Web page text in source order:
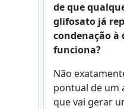
de que
glifosato já
condenação à
funciona?
Não
pontual de um
que vai gerar